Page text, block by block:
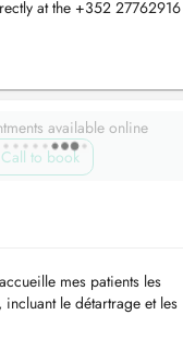
at the +352
available online
Call to book
mes patients les
le détartrage et les